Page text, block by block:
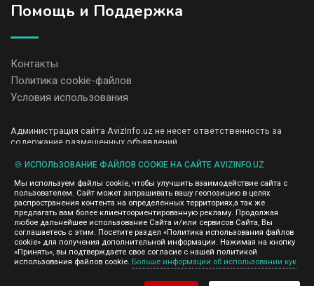
Помощь и Поддержка
Контакты
Политика cookie-файлов
Условия использования
Администрация сайта AvizInfo.uz не несет ответственность за
содержание размещенных объявлений.
передаем и не продаем личную информацию зарегистрированных
правила конфиденциальности сайтов на которые ссылается
AvizInfo.uz. На некоторых страницах нашего сайта представлена
реклама Google Adsense Advertising Network. Чтобы узнать
подробней о правилах конфиденциальности Google нажмите тут
AvizInfo.uz
🍪 ИСПОЛЬЗОВАНИЕ ФАЙЛОВ COOKIE НА САЙТЕ AVIZINFO.UZ
Мы используем файлы cookie, чтобы улучшить взаимодействие сайта с
пользователем. Сайт может запрашивать вашу геопозицию в целях
распространения контента на определенных территориях,а так же
предлагать вам более клиентоориентированную рекламу. Продолжая
любое дальнейшее использование Сайта и/или сервисов Сайта, Вы
соглашаетесь с этим. Посетите раздел «Политика использования файлов
cookie» для получения дополнительной информации. Нажимая на кнопку
«Принять», вы подтверждаете свое согласие с нашей политикой
использования файлов cookie. Больше информации об использовании кук